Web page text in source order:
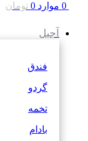
0 موارد 0 تومان
آجیل
فندق
گردو
تخمه
بادام